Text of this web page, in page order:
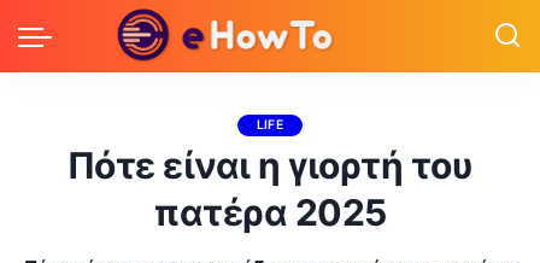
LIFE
Πότε είναι η γιορτή του
πατέρα 2025